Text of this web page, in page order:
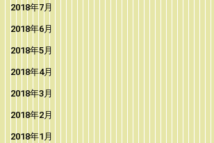
2018年7月
2018年6月
2018年5月
2018年4月
2018年3月
2018年2月
2018年1月